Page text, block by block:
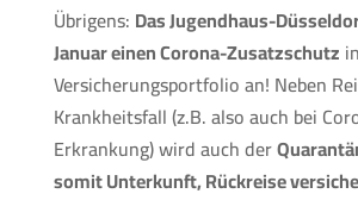
Übrigens: Das Jugendhaus-
Januar einen Corona-Zusatzschutz
Versicherungsportfolio an! Neben
Krankheitsfall (z.B. also auch bei
Erkrankung) wird auch der
somit Unterkunft, Rückreise